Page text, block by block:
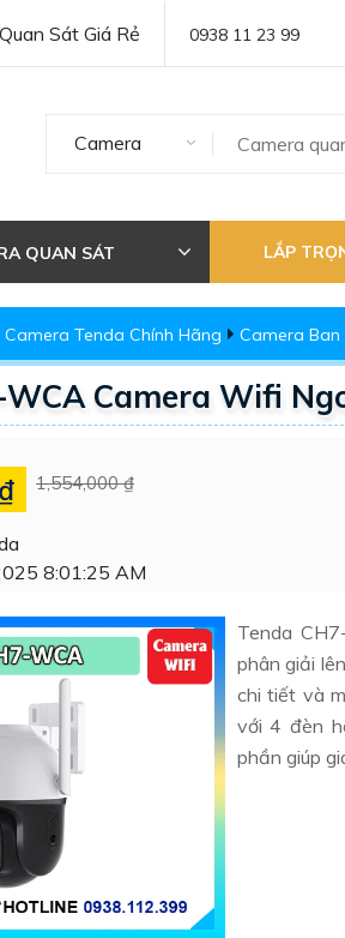
Sát Giá Rẻ 0938 11 23 99
Camera
QUAN SÁT LẮP
Camera Tenda Chính Hãng Camera
WCA Camera Wifi
1,554,000 ₫
8:01:25 AM
Tenda
phân giải
chi tiết và
với 4 đèn
phần giúp